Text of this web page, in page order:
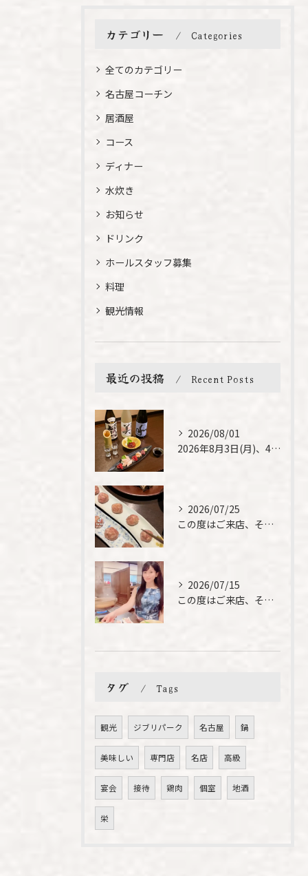
カテゴリー Categories
全てのカテゴリー
名古屋コーチン
居酒屋
コース
ディナー
水炊き
お知らせ
ドリンク
ホールスタッフ募集
料理
観光情報
最近の投稿 Recent Posts
2026/08/01
2026年8月3日(月)、4日(火)は、臨時休業させて頂きま...
2026/07/25
この度はご来店、そして素敵なご紹介誠にありがとうございます✨...
2026/07/15
この度はご来店、そして素敵なご紹介誠にありがとうございます✨...
タグ Tags
観光 ジブリパーク 名古屋 鍋
美味しい 専門店 名店 高級
宴会 接待 鶏肉 個室 地酒
栄